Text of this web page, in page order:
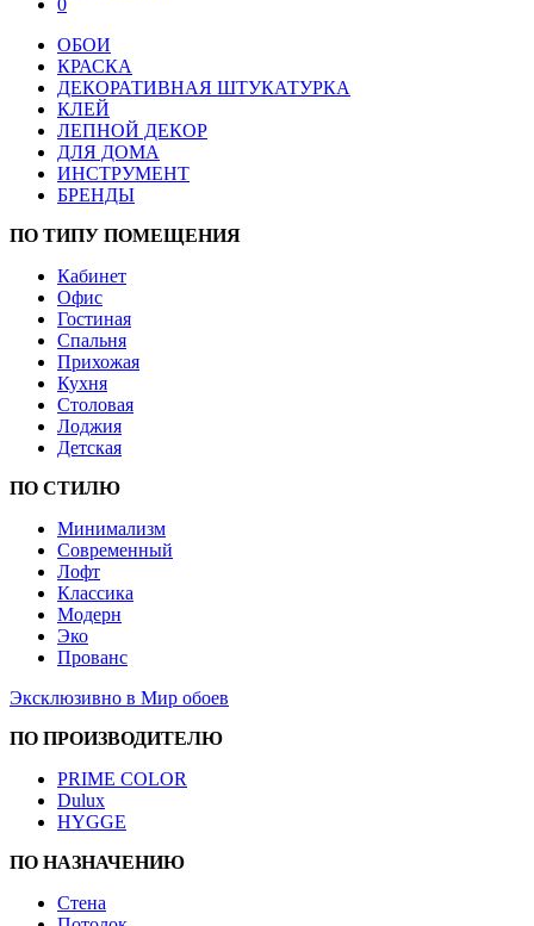
0
ОБОИ
КРАСКА
ДЕКОРАТИВНАЯ ШТУКАТУРКА
КЛЕЙ
ЛЕПНОЙ ДЕКОР
ДЛЯ ДОМА
ИНСТРУМЕНТ
БРЕНДЫ
ПО ТИПУ ПОМЕЩЕНИЯ
Кабинет
Офис
Гостиная
Спальня
Прихожая
Кухня
Столовая
Лоджия
Детская
ПО СТИЛЮ
Минимализм
Современный
Лофт
Классика
Модерн
Эко
Прованс
Эксклюзивно в Мир обоев
ПО ПРОИЗВОДИТЕЛЮ
PRIME COLOR
Dulux
HYGGE
ПО НАЗНАЧЕНИЮ
Стена